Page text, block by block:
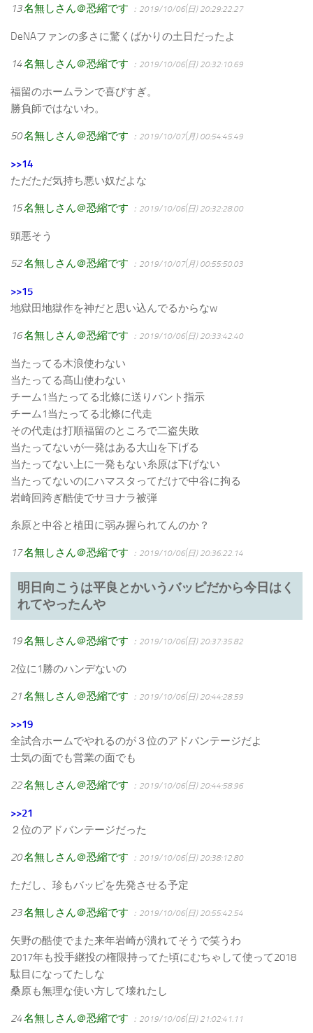
13名無しさん＠恐縮です ：2019/10/06(日) 20:29:22.27
DeNAファンの多さに驚くばかりの土日だったよ
14名無しさん＠恐縮です ：2019/10/06(日) 20:32:10.69
福留のホームランで喜びすぎ。
勝負師ではないわ。
50名無しさん＠恐縮です ：2019/10/07(月) 00:54:45.49
>>14
ただただ気持ち悪い奴だよな
15名無しさん＠恐縮です ：2019/10/06(日) 20:32:28.00
頭悪そう
52名無しさん＠恐縮です ：2019/10/07(月) 00:55:50.03
>>15
地獄田地獄作を神だと思い込んでるからなw
16名無しさん＠恐縮です ：2019/10/06(日) 20:33:42.40
当たってる木浪使わない
当たってる髙山使わない
チーム1当たってる北條に送りバント指示
チーム1当たってる北條に代走
その代走は打順福留のところで二盗失敗
当たってないが一発はある大山を下げる
当たってない上に一発もない糸原は下げない
当たってないのにハマスタってだけで中谷に拘る
岩崎回跨ぎ酷使でサヨナラ被弾
糸原と中谷と植田に弱み握られてんのか？
17名無しさん＠恐縮です ：2019/10/06(日) 20:36:22.14
明日向こうは平良とかいうバッピだから今日はく
れてやったんや
19名無しさん＠恐縮です ：2019/10/06(日) 20:37:35.82
2位に1勝のハンデないの
21名無しさん＠恐縮です ：2019/10/06(日) 20:44:28.59
>>19
全試合ホームでやれるのが３位のアドバンテージだよ
士気の面でも営業の面でも
22名無しさん＠恐縮です ：2019/10/06(日) 20:44:58.96
>>21
２位のアドバンテージだった
20名無しさん＠恐縮です ：2019/10/06(日) 20:38:12.80
ただし、珍もバッピを先発させる予定
23名無しさん＠恐縮です ：2019/10/06(日) 20:55:42.54
矢野の酷使でまた来年岩崎が潰れてそうで笑うわ
2017年も投手継投の権限持ってた頃にむちゃして使って2018
駄目になってたしな
桑原も無理な使い方して壊れたし
24名無しさん＠恐縮です ：2019/10/06(日) 21:02:41.11